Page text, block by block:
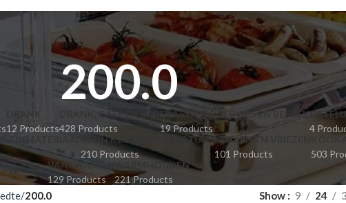
200.0
12 Products
DRANK, CAFÉ EN BAR
428 Products
GLASWERK, SERVIES EN BESTEK
19 Products
4
KLEIN KEUKENAPPARATUUR
210 Products
KOELEN EN VRIEZEN
101 Products
503
VAATWASSEN
129 Products
WARMHOUDEN
221 Products
200.0 Show 9 24